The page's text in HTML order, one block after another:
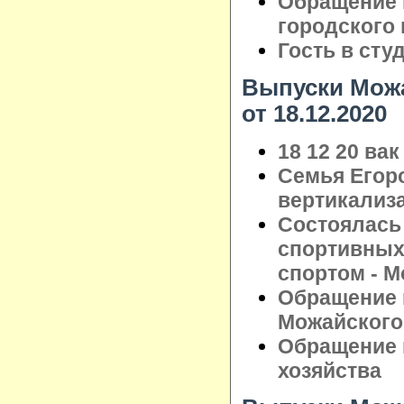
городского
Гость в
Выпуски
от 18.12.2020
18 12 20 вак
Семья
спортом -
Обращение
Обращение
хозяйства